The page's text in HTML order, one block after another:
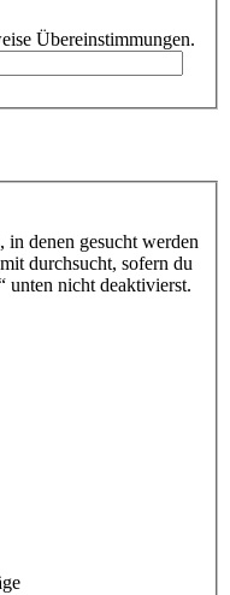
Übereinstimmungen.
in denen gesucht werden
durchsucht, sofern du
unten nicht deaktivierst.